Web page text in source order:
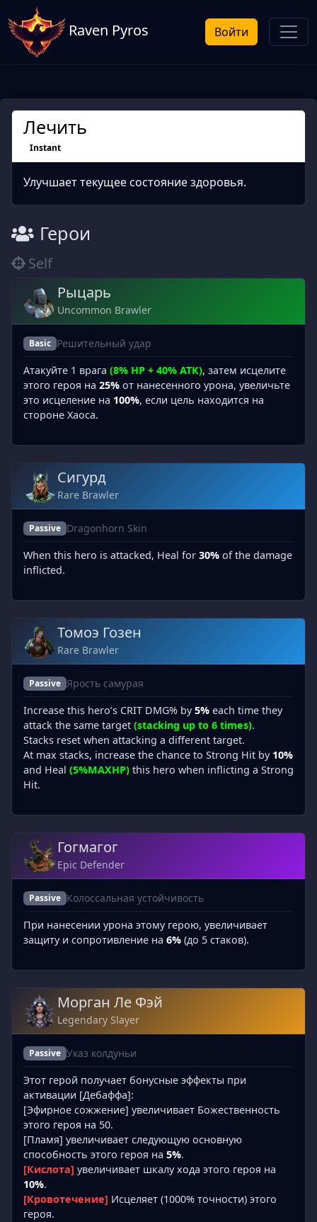
Raven Pyros Войти
Лечить
Instant
Улучшает текущее состояние здоровья.
Герои
Self
Рыцарь
Uncommon Brawler
Basic Решительный удар
Атакуйте 1 врага (8% HP + 40% ATK), затем исцелите
этого героя на 25% от нанесенного урона, увеличьте
это исцеление на 100%, если цель находится на
стороне Хаоса.
Сигурд
Rare Brawler
Passive Dragonhorn Skin
When this hero is attacked, Heal for 30% of the damage
inflicted.
Томоэ Гозен
Rare Brawler
Passive Ярость самурая
Increase this hero’s CRIT DMG% by5% each time they
attack the same target (stacking up to 6 times).
Stacks reset when attacking a different target.
At max stacks, increase the chance to Strong Hit by 10%
and Heal (5%MAXHP) this hero when inflicting a Strong
Hit.
Гогмагог
Epic Defender
Passive Колоссальная устойчивость
При нанесении урона этому герою, увеличивает
защиту и сопротивление на 6% (до 5 стаков).
Морган Ле Фэй
Legendary Slayer
Passive Указ колдуньи
Этот герой получает бонусные эффекты при
активации [Дебаффа]:
[Эфирное сожжение] увеличивает Божественность
этого героя на 50.
[Пламя] увеличивает следующую основную
способность этого героя на 5%.
[Кислота] увеличивает шкалу хода этого героя на
10%.
[Кровотечение] Исцеляет (1000% точности) этого
героя.